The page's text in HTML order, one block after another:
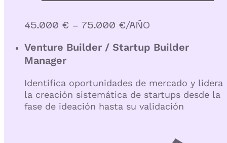
45.000 € - 75.000 €/AÑO
Venture Builder / Startup Builder
Manager
Identifica oportunidades de mercado y lidera
la creación sistemática de startups desde la
fase de ideación hasta su validación